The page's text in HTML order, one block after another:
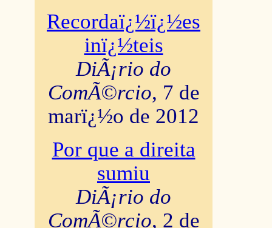
Recordaï¿½ï¿½es
inï¿½teis
DiÃ¡rio do
ComÃ©rcio, 7 de
marï¿½o de 2012
Por que a direita
sumiu
DiÃ¡rio do
ComÃ©rcio, 2 de